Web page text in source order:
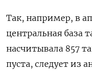
Так, например, в
центральная база
насчитывала 857
пуста, следует из